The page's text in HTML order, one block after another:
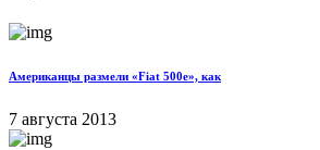
Американцы размели «Fiat 500e», как
7 августа 2013